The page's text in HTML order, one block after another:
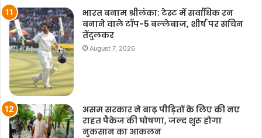
भारत बनाम श्रीलंका: टेस्ट में सर्वाधिक रन
बनाने वाले टॉप-5 बल्लेबाज, शीर्ष पर सचिन
तेंदुलकर
August 7, 2026
असम सरकार ने बाढ़ पीड़ितों के लिए की नए
राहत पैकेज की घोषणा, जल्द शुरू होगा
नुकसान का आकलन